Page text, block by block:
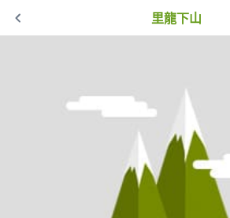
里龍下山